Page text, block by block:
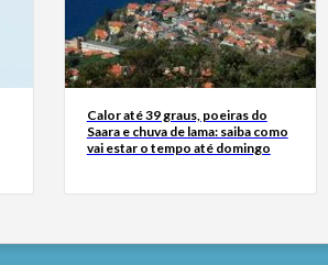
Calor até 39 graus, poeiras do
Saara e chuva de lama: saiba como
vai estar o tempo até domingo